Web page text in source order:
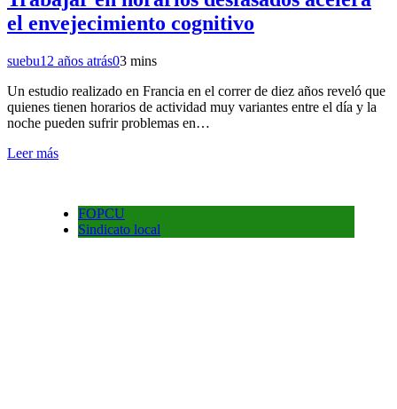
el envejecimiento cognitivo
suebu12 años atrás03 mins
Un estudio realizado en Francia en el correr de diez años reveló que
quienes tienen horarios de actividad muy variantes entre el día y la
noche pueden sufrir problemas en…
Leer más
FOPCU
Sindicato local